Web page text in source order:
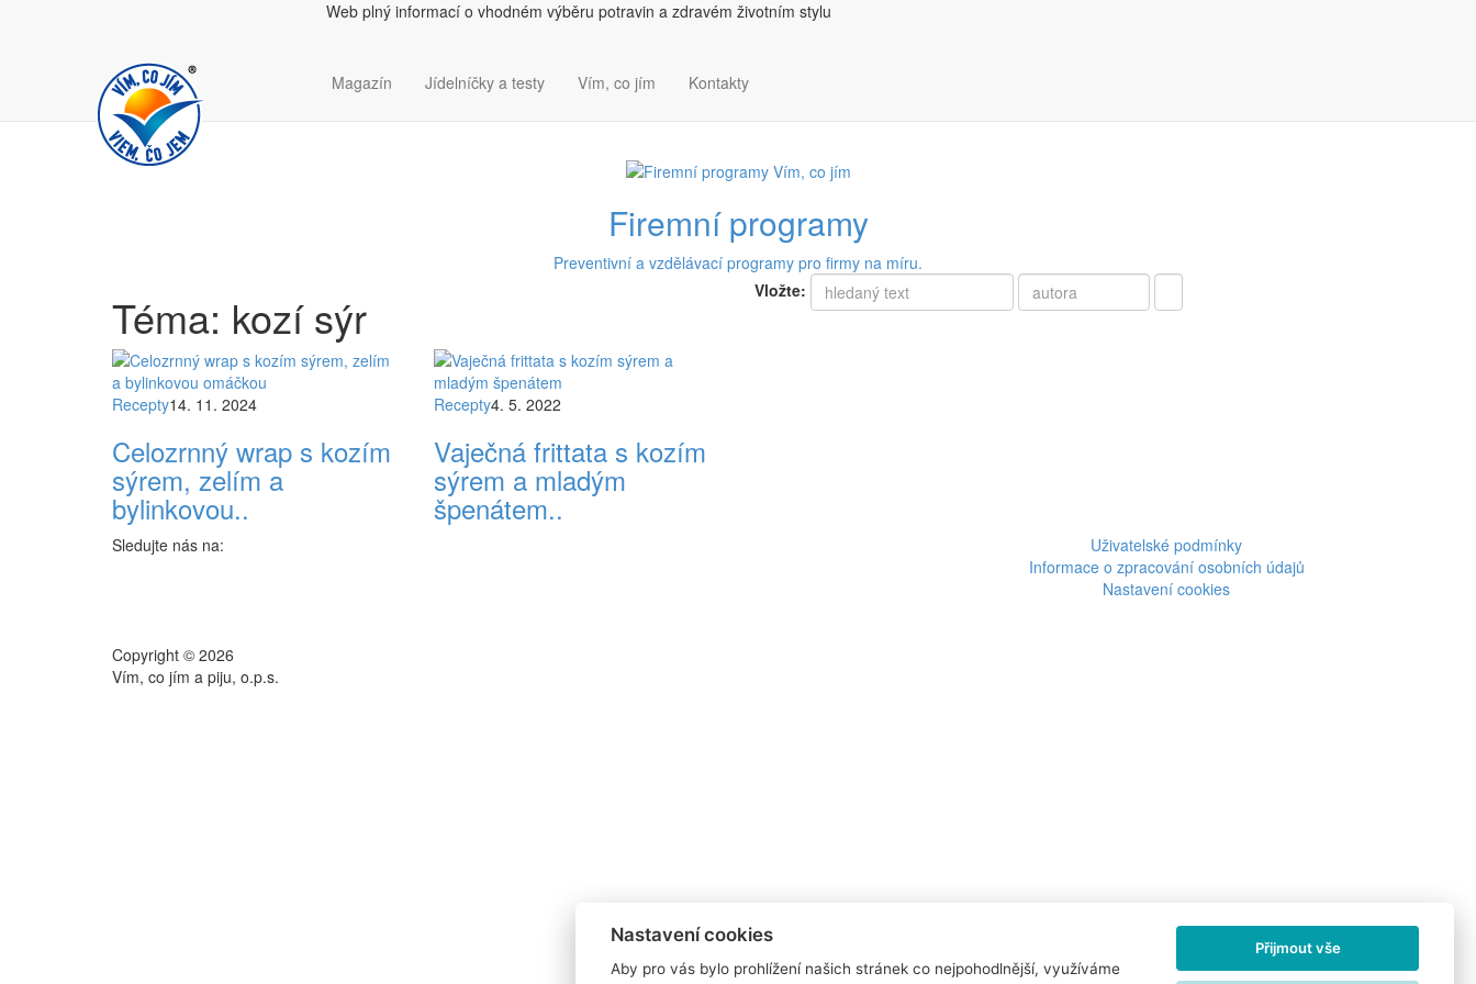
Web plný informací o vhodném výběru potravin a zdravém životním stylu
Magazín Jídelníčky a testy Vím, co jím Kontakty
Firemní programy
Preventivní a vzdělávací programy pro firmy na míru.
Téma: kozí sýr Vložte:
Recepty14. 11. 2024
Celozrnný wrap s kozím
sýrem, zelím a
bylinkovou..
Recepty4. 5. 2022
Vaječná frittata s kozím
sýrem a mladým
špenátem..
Sledujte nás na:
Uživatelské podmínky
Informace o zpracování osobních údajů
Nastavení cookies
Copyright © 2026
Vím, co jím a piju, o.p.s.
Nastavení cookies
Aby pro vás bylo prohlížení našich stránek co nejpohodlnější, využíváme
Přijmout vše